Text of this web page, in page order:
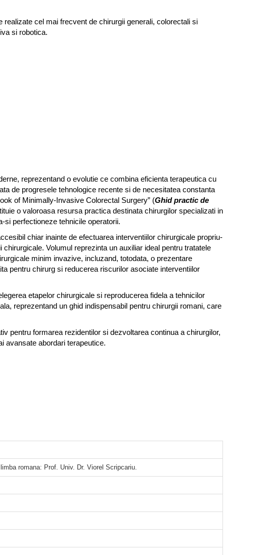
cel mai frecvent de chirurgii generali, colorectali si
si robotica.
reprezentand o evolutie ce combina eficienta terapeutica cu
de progresele tehnologice recente si de necesitatea constanta
of Minimally-Invasive Colorectal Surgery” (Ghid practic de
o valoroasa resursa practica destinata chirurgilor specializati in
si perfectioneze tehnicile operatorii.
chiar inainte de efectuarea interventiilor chirurgicale propriu-
Volumul reprezinta un auxiliar ideal pentru tratatele
minim invazive, incluzand, totodata, o prezentare
pentru chirurg si reducerea riscurilor asociate interventiilor
etapelor chirurgicale si reproducerea fidela a tehnicilor
reprezentand un ghid indispensabil pentru chirurgii romani, care
pentru formarea rezidentilor si dezvoltarea continua a chirurgilor,
avansate abordari terapeutice.
romana: Prof. Univ. Dr. Viorel Scripcariu.